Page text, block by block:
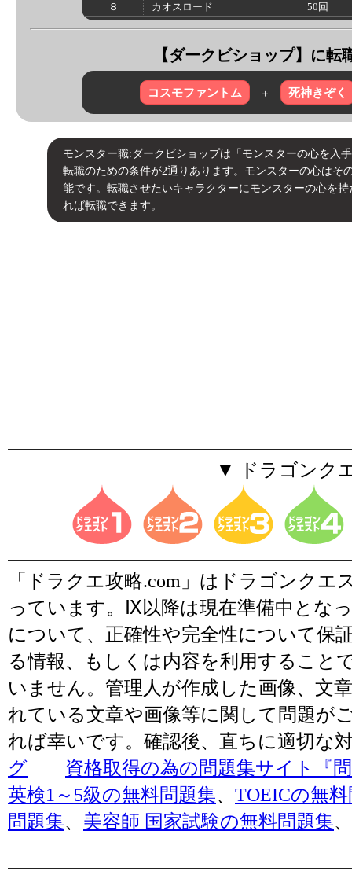
８
カオスロード 50回
【ダークビショップ】に
コスモファントム ＋ 死神きぞく
モンスター職:ダークビショップは「モンスターの心を入
転職のための条件が2通りあります。モンスターの心はそ
能です。転職させたいキャラクターにモンスターの心を
れば転職できます。
▼ ドラゴンク
「ドラクエ攻略.com」はドラゴンク
っています。Ⅸ以降は現在準備中とな
について、正確性や完全性について保
る情報、もしくは内容を利用すること
いません。管理人が作成した画像、文
れている文章や画像等に関して問題が
れば幸いです。確認後、直ちに適切な
グ
資格取得の為の問題集サイト『
英検1～5級の無料問題集、 TOEICの無
問題集、 美容師 国家試験の無料問題集、